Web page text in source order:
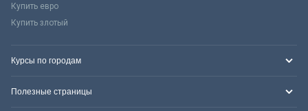
Купить евро
Купить злотый
Курсы по городам
Полезные страницы